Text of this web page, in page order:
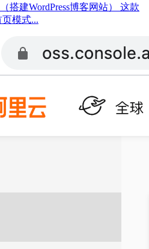
搭建WordPress博客网站） 这款
页模式...